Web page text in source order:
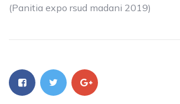
(Panitia expo rsud madani 2019)